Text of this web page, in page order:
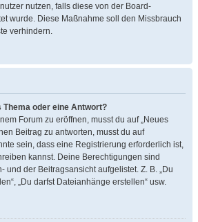
nutzen, falls diese von der Board-
wurde. Diese Maßnahme soll den Missbrauch
verhindern.
oder eine Antwort?
Forum zu eröffnen, musst du auf „Neues
Beitrag zu antworten, musst du auf
sein, dass eine Registrierung erforderlich ist,
kannst. Deine Berechtigungen sind
und der Beitragsansicht aufgelistet. Z. B. „Du
„Du darfst Dateianhänge erstellen“ usw.